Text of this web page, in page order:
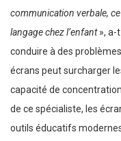
communication verbale,
langage chez l’enfant», a-
conduire à des
écrans peut surcharger
capacité de
de ce spécialiste, les
outils éducatifs